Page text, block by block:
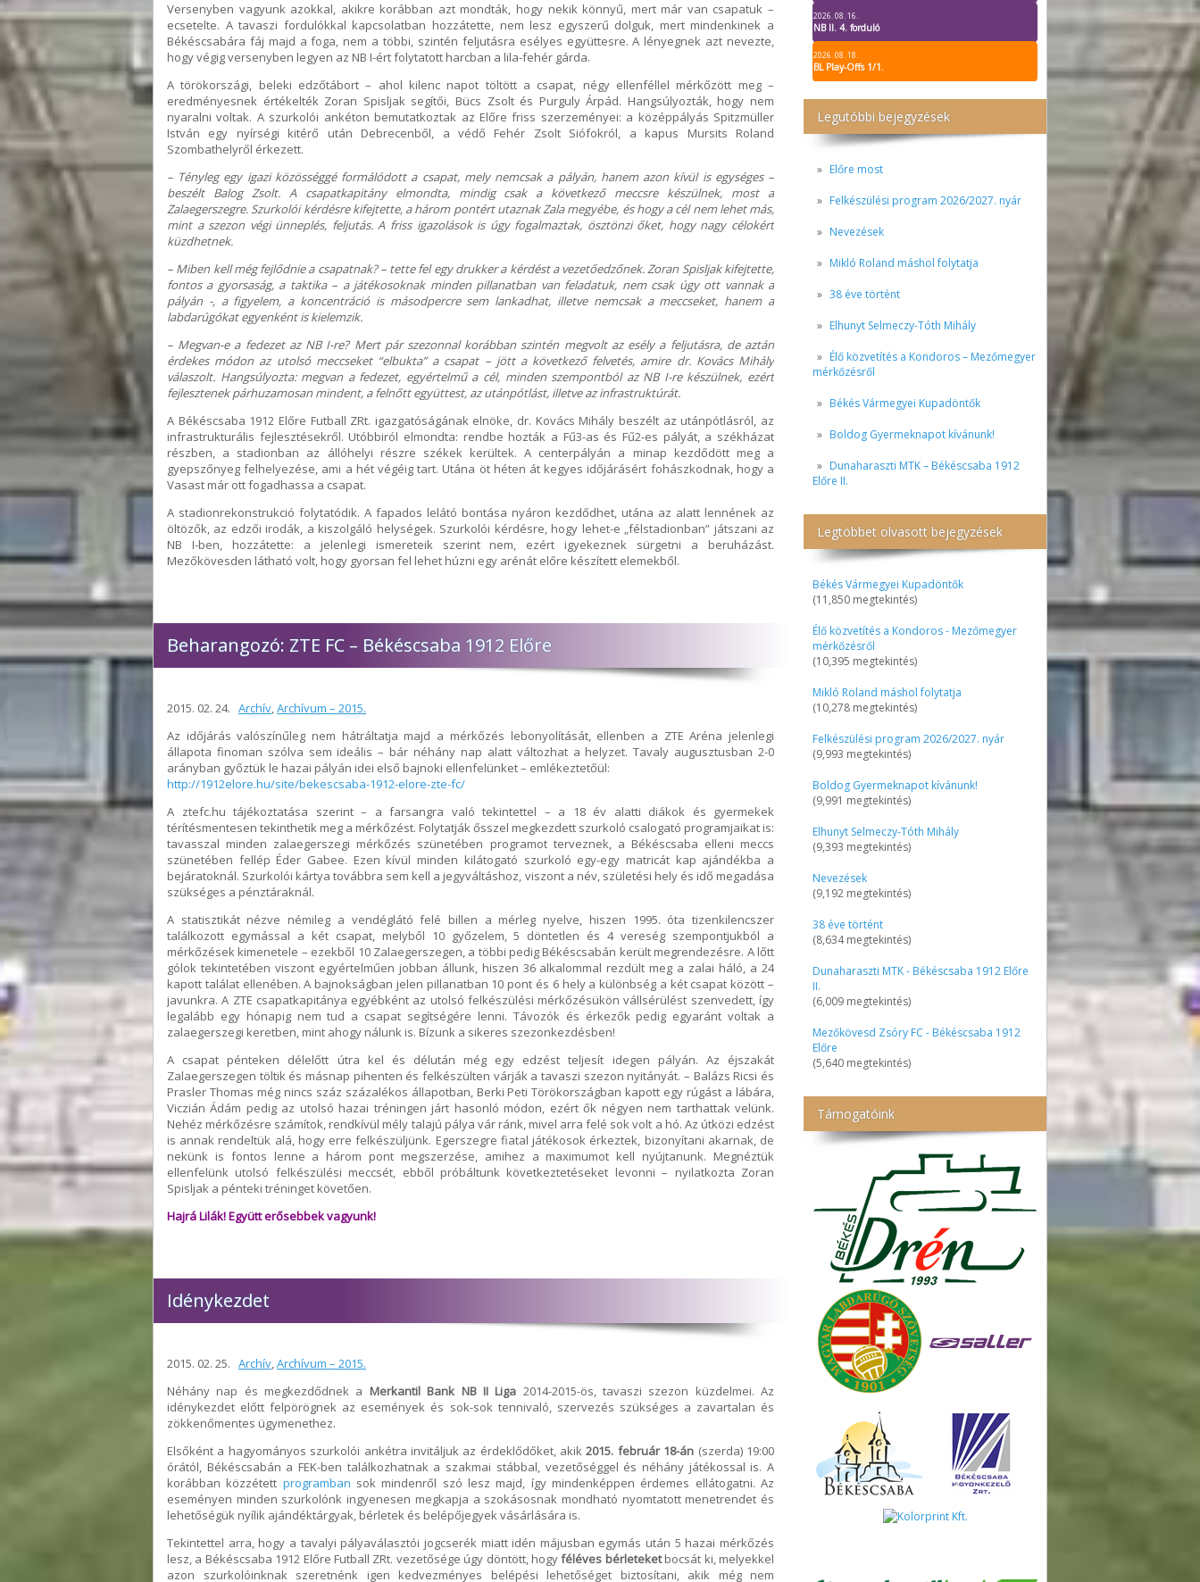
2026. 08. 16.
NB II. 4. forduló
2026. 08. 18.
BL Play-Offs 1/1.
Legutóbbi bejegyzések
Előre most
Felkészülési program 2026/2027. nyár
Nevezések
Mikló Roland máshol folytatja
38 éve történt
Elhunyt Selmeczy-Tóth Mihály
Élő közvetítés a Kondoros – Mezőmegyer
mérkőzésről
Békés Vármegyei Kupadöntők
Boldog Gyermeknapot kívánunk!
Dunaharaszti MTK – Békéscsaba 1912
Előre II.
Legtöbbet olvasott bejegyzések
Békés Vármegyei Kupadöntők
(11,850 megtekintés)
Élő közvetítés a Kondoros - Mezőmegyer
mérkőzésről
(10,395 megtekintés)
Mikló Roland máshol folytatja
(10,278 megtekintés)
Felkészülési program 2026/2027. nyár
(9,993 megtekintés)
Boldog Gyermeknapot kívánunk!
(9,991 megtekintés)
Elhunyt Selmeczy-Tóth Mihály
(9,393 megtekintés)
Nevezések
(9,192 megtekintés)
38 éve történt
(8,634 megtekintés)
Dunaharaszti MTK - Békéscsaba 1912 Előre
II.
(6,009 megtekintés)
Mezőkövesd Zsóry FC - Békéscsaba 1912
Előre
(5,640 megtekintés)
Támogatóink
Versenyben vagyunk azokkal, akikre korábban azt mondták, hogy nekik könnyű, mert már van csapatuk –
ecsetelte. A tavaszi fordulókkal kapcsolatban hozzátette, nem lesz egyszerű dolguk, mert mindenkinek a
Békéscsabára fáj majd a foga, nem a többi, szintén feljutásra esélyes együttesre. A lényegnek azt nevezte,
hogy végig versenyben legyen az NB I-ért folytatott harcban a lila-fehér gárda.
A törökországi, beleki edzőtábort – ahol kilenc napot töltött a csapat, négy ellenféllel mérkőzött meg –
eredményesnek értékelték Zoran Spisljak segítői, Bücs Zsolt és Purguly Árpád. Hangsúlyozták, hogy nem
nyaralni voltak. A szurkolói ankéton bemutatkoztak az Előre friss szerzeményei: a középpályás Spitzmüller
István egy nyírségi kitérő után Debrecenből, a védő Fehér Zsolt Siófokról, a kapus Mursits Roland
Szombathelyről érkezett.
– Tényleg egy igazi közösséggé formálódott a csapat, mely nemcsak a pályán, hanem azon kívül is egységes –
beszélt Balog Zsolt. A csapatkapitány elmondta, mindig csak a következő meccsre készülnek, most a
Zalaegerszegre. Szurkolói kérdésre kifejtette, a három pontért utaznak Zala megyébe, és hogy a cél nem lehet más,
mint a szezon végi ünneplés, feljutás. A friss igazolások is úgy fogalmaztak, ösztönzi őket, hogy nagy célokért
küzdhetnek.
– Miben kell még fejlődnie a csapatnak? – tette fel egy drukker a kérdést a vezetőedzőnek. Zoran Spisljak kifejtette,
fontos a gyorsaság, a taktika – a játékosoknak minden pillanatban van feladatuk, nem csak úgy ott vannak a
pályán -, a figyelem, a koncentráció is másodpercre sem lankadhat, illetve nemcsak a meccseket, hanem a
labdarúgókat egyenként is kielemzik.
– Megvan-e a fedezet az NB I-re? Mert pár szezonnal korábban szintén megvolt az esély a feljutásra, de aztán
érdekes módon az utolsó meccseket “elbukta” a csapat – jött a következő felvetés, amire dr. Kovács Mihály
válaszolt. Hangsúlyozta: megvan a fedezet, egyértelmű a cél, minden szempontból az NB I-re készülnek, ezért
fejlesztenek párhuzamosan mindent, a felnőtt együttest, az utánpótlást, illetve az infrastruktúrát.
A Békéscsaba 1912 Előre Futball ZRt. igazgatóságának elnöke, dr. Kovács Mihály beszélt az utánpótlásról, az
infrastrukturális fejlesztésekről. Utóbbiról elmondta: rendbe hozták a Fű3-as és Fű2-es pályát, a székházat
részben, a stadionban az állóhelyi részre székek kerültek. A centerpályán a minap kezdődött meg a
gyepszőnyeg felhelyezése, ami a hét végéig tart. Utána öt héten át kegyes időjárásért fohászkodnak, hogy a
Vasast már ott fogadhassa a csapat.
A stadionrekonstrukció folytatódik. A fapados lelátó bontása nyáron kezdődhet, utána az alatt lennének az
öltözők, az edzői irodák, a kiszolgáló helységek. Szurkolói kérdésre, hogy lehet-e „félstadionban” játszani az
NB I-ben, hozzátette: a jelenlegi ismereteik szerint nem, ezért igyekeznek sürgetni a beruházást.
Mezőkövesden látható volt, hogy gyorsan fel lehet húzni egy arénát előre készített elemekből.
Beharangozó: ZTE FC – Békéscsaba 1912 Előre
2015. 02. 24. Archív,Archívum – 2015.
Az időjárás valószínűleg nem hátráltatja majd a mérkőzés lebonyolítását, ellenben a ZTE Aréna jelenlegi
állapota finoman szólva sem ideális – bár néhány nap alatt változhat a helyzet. Tavaly augusztusban 2-0
arányban győztük le hazai pályán idei első bajnoki ellenfelünket – emlékeztetőül:
http://1912elore.hu/site/bekescsaba-1912-elore-zte-fc/
A ztefc.hu tájékoztatása szerint – a farsangra való tekintettel – a 18 év alatti diákok és gyermekek
térítésmentesen tekinthetik meg a mérkőzést. Folytatják ősszel megkezdett szurkoló csalogató programjaikat is:
tavasszal minden zalaegerszegi mérkőzés szünetében programot terveznek, a Békéscsaba elleni meccs
szünetében fellép Éder Gabee. Ezen kívül minden kilátogató szurkoló egy-egy matricát kap ajándékba a
bejáratoknál. Szurkolói kártya továbbra sem kell a jegyváltáshoz, viszont a név, születési hely és idő megadása
szükséges a pénztáraknál.
A statisztikát nézve némileg a vendéglátó felé billen a mérleg nyelve, hiszen 1995. óta tizenkilencszer
találkozott egymással a két csapat, melyből 10 győzelem, 5 döntetlen és 4 vereség szempontjukból a
mérkőzések kimenetele – ezekből 10 Zalaegerszegen, a többi pedig Békéscsabán került megrendezésre. A lőtt
gólok tekintetében viszont egyértelműen jobban állunk, hiszen 36 alkalommal rezdült meg a zalai háló, a 24
kapott találat ellenében. A bajnokságban jelen pillanatban 10 pont és 6 hely a különbség a két csapat között –
javunkra. A ZTE csapatkapitánya egyébként az utolsó felkészülési mérkőzésükön vállsérülést szenvedett, így
legalább egy hónapig nem tud a csapat segítségére lenni. Távozók és érkezők pedig egyaránt voltak a
zalaegerszegi keretben, mint ahogy nálunk is. Bízunk a sikeres szezonkezdésben!
A csapat pénteken délelőtt útra kel és délután még egy edzést teljesít idegen pályán. Az éjszakát
Zalaegerszegen töltik és másnap pihenten és felkészülten várják a tavaszi szezon nyitányát. – Balázs Ricsi és
Prasler Thomas még nincs száz százalékos állapotban, Berki Peti Törökországban kapott egy rúgást a lábára,
Viczián Ádám pedig az utolsó hazai tréningen járt hasonló módon, ezért ők négyen nem tarthattak velünk.
Nehéz mérkőzésre számítok, rendkívül mély talajú pálya vár ránk, mivel arra felé sok volt a hó. Az útközi edzést
is annak rendeltük alá, hogy erre felkészüljünk. Egerszegre fiatal játékosok érkeztek, bizonyítani akarnak, de
nekünk is fontos lenne a három pont megszerzése, amihez a maximumot kell nyújtanunk. Megnéztük
ellenfelünk utolsó felkészülési meccsét, ebből próbáltunk következtetéseket levonni – nyilatkozta Zoran
Spisljak a pénteki tréninget követően.
Hajrá Lilák! Együtt erősebbek vagyunk!
Idénykezdet
2015. 02. 25. Archív,Archívum – 2015.
Néhány nap és megkezdődnek a Merkantil Bank NB II Liga 2014-2015-ös, tavaszi szezon küzdelmei. Az
idénykezdet előtt felpörögnek az események és sok-sok tennivaló, szervezés szükséges a zavartalan és
zökkenőmentes ügymenethez.
Elsőként a hagyományos szurkolói ankétra invitáljuk az érdeklődőket, akik2015. február 18-án (szerda) 19:00
órától, Békéscsabán a FEK-ben találkozhatnak a szakmai stábbal, vezetőséggel és néhány játékossal is. A
korábban közzétett programban sok mindenről szó lesz majd, így mindenképpen érdemes ellátogatni. Az
eseményen minden szurkolónk ingyenesen megkapja a szokásosnak mondható nyomtatott menetrendet és
lehetőségük nyílik ajándéktárgyak, bérletek és belépőjegyek vásárlására is.
Tekintettel arra, hogy a tavalyi pályaválasztói jogcserék miatt idén májusban egymás után 5 hazai mérkőzés
lesz, a Békéscsaba 1912 Előre Futball ZRt. vezetősége úgy döntött, hogyféléves bérleteketbocsát ki, melyekkel
azon szurkolóinknak szeretnénk igen kedvezményes belépési lehetőséget biztosítani, akik még nem